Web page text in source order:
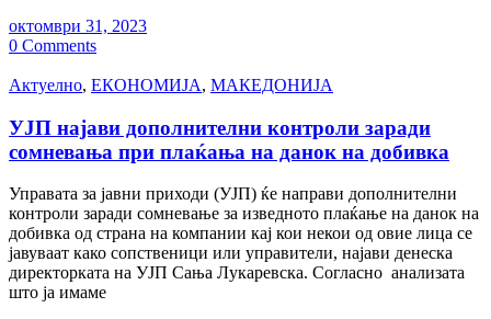
октомври 31, 2023
0 Comments
Актуелно, ЕКОНОМИЈА, МАКЕДОНИЈА
УЈП најави дополнителни контроли заради
сомневања при плаќања на данок на добивка
Управата за јавни приходи (УЈП) ќе направи дополнителни
контроли заради сомневање за изведното плаќање на данок на
добивка од страна на компании кај кои некои од овие лица се
јавуваат како сопственици или управители, најави денеска
директорката на УЈП Сања Лукаревска. Согласно анализата
што ја имаме